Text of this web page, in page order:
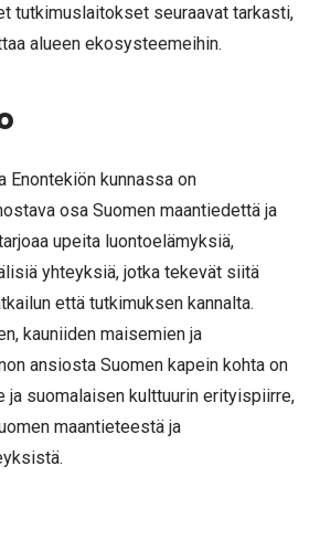
tutkimuslaitokset seuraavat tarkasti,
alueen ekosysteemeihin.
Enontekiön kunnassa on
osa Suomen maantiedettä ja
upeita luontoelämyksiä,
yhteyksiä, jotka tekevät siitä
että tutkimuksen kannalta.
kauniiden maisemien ja
ansiosta Suomen kapein kohta on
ja suomalaisen kulttuurin erityispiirre,
maantieteestä ja